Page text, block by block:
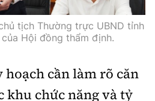
tịch Thường trực UBND tỉnh
Hội đồng thẩm định.
hoạch cần làm rõ căn
khu chức năng và tỷ